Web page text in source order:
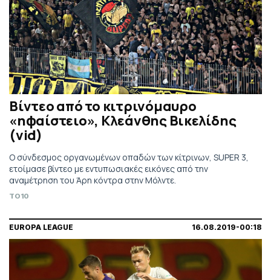
Βίντεο από το κιτρινόμαυρο
«ηφαίστειο», Κλεάνθης Βικελίδης
(vid)
Ο σύνδεσμος οργανωμένων οπαδών των κίτρινων, SUPER 3,
ετοίμασε βίντεο με εντυπωσιακές εικόνες από την
αναμέτρηση του Άρη κόντρα στην Μόλντε.
TO10
EUROPA LEAGUE 16.08.2019-00:18